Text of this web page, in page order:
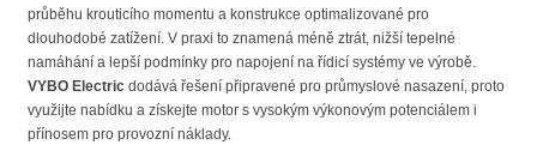
průběhu krouticího momentu a konstrukce optimalizované pro
dlouhodobé zatížení. V praxi to znamená méně ztrát, nižší tepelné
namáhání a lepší podmínky pro napojení na řídicí systémy ve výrobě.
VYBO Electric dodává řešení připravené pro průmyslové nasazení, proto
využijte nabídku a získejte motor s vysokým výkonovým potenciálem i
přínosem pro provozní náklady.